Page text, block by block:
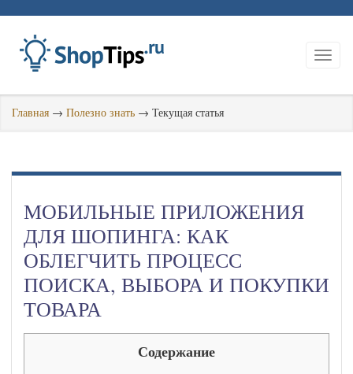
Главная → Полезно знать → Текущая статья
МОБИЛЬНЫЕ ПРИЛОЖЕНИЯ
ДЛЯ ШОПИНГА: КАК
ОБЛЕГЧИТЬ ПРОЦЕСС
ПОИСКА, ВЫБОРА И ПОКУПКИ
ТОВАРА
Содержание